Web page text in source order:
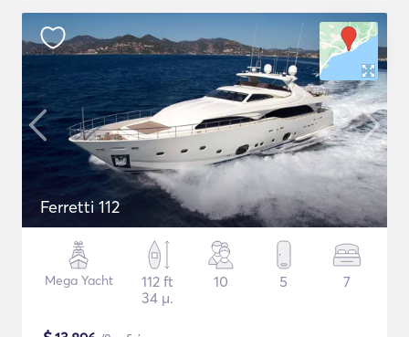
Ferretti 112
Mega Yacht
112 ft
34 μ.
10 5 7